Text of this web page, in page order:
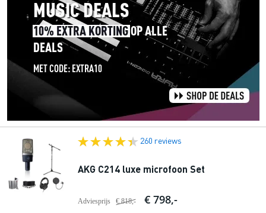
260 reviews
AKG C214 luxe microfoon Set
Adviesprijs € 818,- € 798,-